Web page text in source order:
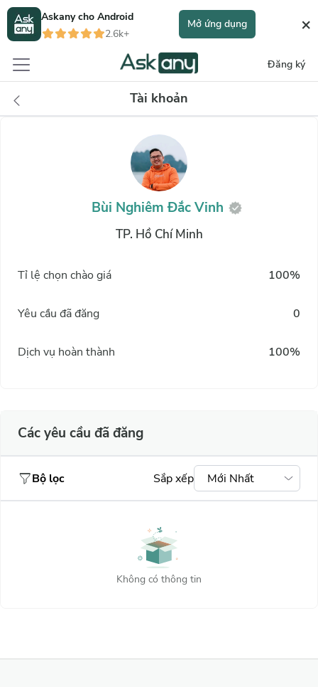
Askany cho Android
2.6k+
Mở ứng dụng ×
Đăng ký
Tài khoản
Bùi Nghiêm Đắc Vinh
TP. Hồ Chí Minh
Tỉ lệ chọn chào giá 100%
Yêu cầu đã đăng 0
Dịch vụ hoàn thành 100%
Các yêu cầu đã đăng
Bộ lọc Sắp xếp Mới Nhất
Không có thông tin